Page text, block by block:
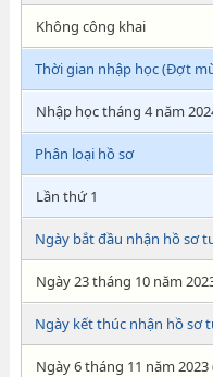
Không công khai
Thời gian nhập học (Đợt
Nhập học tháng 4 năm
Phân loại hồ sơ
Lần thứ 1
Ngày bắt đầu nhận hồ sơ
Ngày 23 tháng 10 năm
Ngày kết thúc nhận hồ sơ
Ngày 6 tháng 11 năm